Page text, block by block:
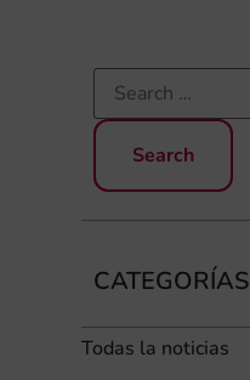
CATEGORÍAS
Todas la noticias